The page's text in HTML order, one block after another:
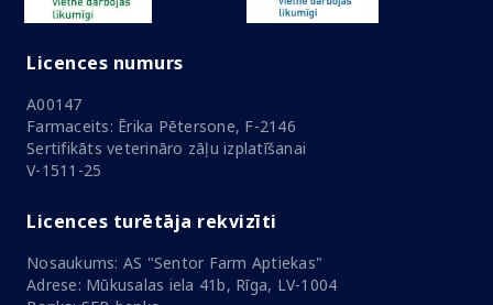
Licences numurs
A00147
Farmaceits: Ērika Pētersone, F-2146
Sertifikāts veterināro zāļu izplatīšanai
V-1511-25
Licences turētāja rekvizīti
Nosaukums: AS "Sentor Farm Aptiekas"
Adrese: Mūkusalas iela 41b, Rīga, LV-1004